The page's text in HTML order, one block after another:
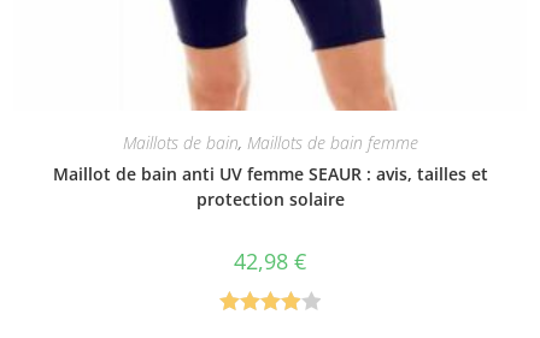
Maillots de bain, Maillots de bain femme
Maillot de bain anti UV femme SEAUR : avis, tailles et
protection solaire
42,98 €